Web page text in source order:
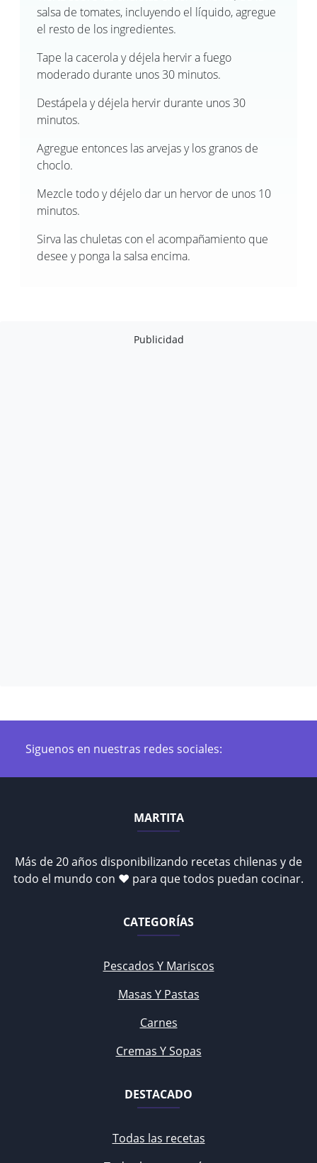
salsa de tomates, incluyendo el líquido, agregue
el resto de los ingredientes.
Tape la cacerola y déjela hervir a fuego
moderado durante unos 30 minutos.
Destápela y déjela hervir durante unos 30
minutos.
Agregue entonces las arvejas y los granos de
choclo.
Mezcle todo y déjelo dar un hervor de unos 10
minutos.
Sirva las chuletas con el acompañamiento que
desee y ponga la salsa encima.
Publicidad
Siguenos en nuestras redes sociales:
MARTITA
Más de 20 años disponibilizando recetas chilenas y de
todo el mundo con ♥ para que todos puedan cocinar.
CATEGORÍAS
Pescados Y Mariscos
Masas Y Pastas
Carnes
Cremas Y Sopas
DESTACADO
Todas las recetas